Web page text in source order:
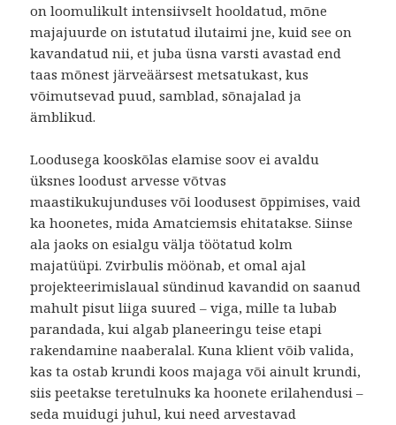
on loomulikult intensiivselt hooldatud, mõne
majajuurde on istutatud ilutaimi jne, kuid see on
kavandatud nii, et juba üsna varsti avastad end
taas mõnest järveäärsest metsatukast, kus
võimutsevad puud, samblad, sõnajalad ja
ämblikud.
Loodusega kooskõlas elamise soov ei avaldu
üksnes loodust arvesse võtvas
maastikukujunduses või loodusest õppimises, vaid
ka hoonetes, mida Amatciemsis ehitatakse. Siinse
ala jaoks on esialgu välja töötatud kolm
majatüüpi. Zvirbulis möönab, et omal ajal
projekteerimislaual sündinud kavandid on saanud
mahult pisut liiga suured – viga, mille ta lubab
parandada, kui algab planeeringu teise etapi
rakendamine naaberalal. Kuna klient võib valida,
kas ta ostab krundi koos majaga või ainult krundi,
siis peetakse teretulnuks ka hoonete erilahendusi –
seda muidugi juhul, kui need arvestavad